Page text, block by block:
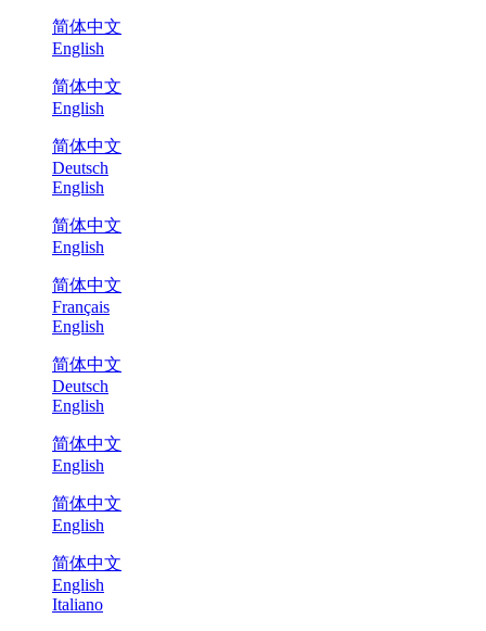
简体中文
English
简体中文
English
简体中文
Deutsch
English
简体中文
English
简体中文
Français
English
简体中文
Deutsch
English
简体中文
English
简体中文
English
简体中文
English
Italiano